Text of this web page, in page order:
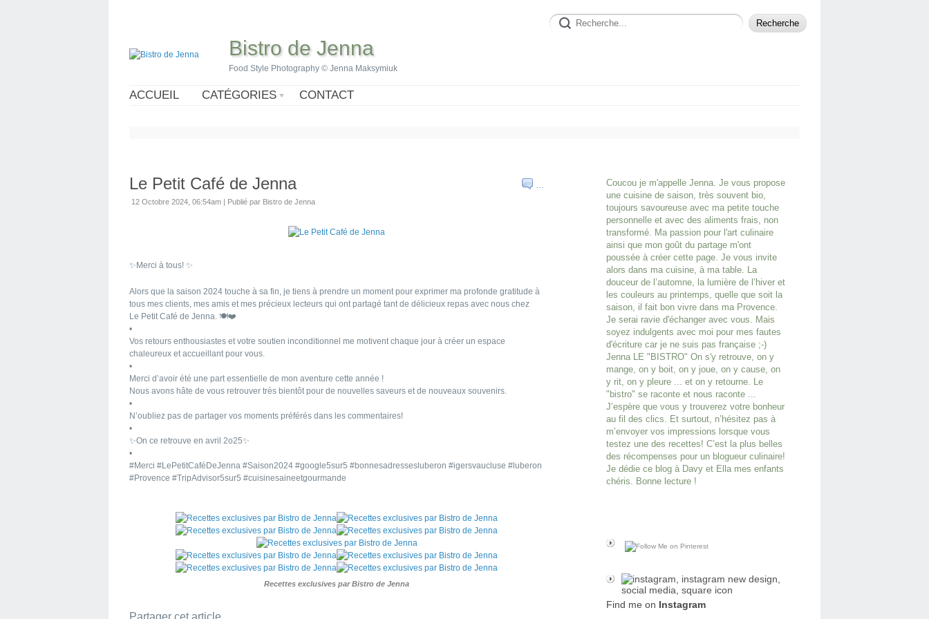
Bistro de Jenna
Food Style Photography © Jenna Maksymiuk
ACCUEIL CATÉGORIES CONTACT
…
Le Petit Café de Jenna
12 Octobre 2024, 06:54am | Publié par Bistro de Jenna
✨️Merci à tous! ✨️
Alors que la saison 2024 touche à sa fin, je tiens à prendre un moment pour exprimer ma profonde gratitude à
tous mes clients, mes amis et mes précieux lecteurs qui ont partagé tant de délicieux repas avec nous chez
Le Petit Café de Jenna. 🍽️❤️
•
Vos retours enthousiastes et votre soutien inconditionnel me motivent chaque jour à créer un espace
chaleureux et accueillant pour vous.
•
Merci d’avoir été une part essentielle de mon aventure cette année !
Nous avons hâte de vous retrouver très bientôt pour de nouvelles saveurs et de nouveaux souvenirs.
•
N’oubliez pas de partager vos moments préférés dans les commentaires!
•
✨️On ce retrouve en avril 2o25✨️
•
#Merci #LePetitCaféDeJenna #Saison2024 #google5sur5 #bonnesadressesluberon #igersvaucluse #luberon
#Provence #TripAdvisor5sur5 #cuisinesaineetgourmande
Recettes exclusives par Bistro de Jenna
Partager cet article
Coucou je m'appelle Jenna. Je vous propose
une cuisine de saison, très souvent bio,
toujours savoureuse avec ma petite touche
personnelle et avec des aliments frais, non
transformé. Ma passion pour l'art culinaire
ainsi que mon goût du partage m'ont
poussée à créer cette page. Je vous invite
alors dans ma cuisine, à ma table. La
douceur de l’automne, la lumière de l’hiver et
les couleurs au printemps, quelle que soit la
saison, il fait bon vivre dans ma Provence.
Je serai ravie d'échanger avec vous. Mais
soyez indulgents avec moi pour mes fautes
d'écriture car je ne suis pas française ;-)
Jenna LE "BISTRO" On s'y retrouve, on y
mange, on y boit, on y joue, on y cause, on
y rit, on y pleure ... et on y retourne. Le
"bistro" se raconte et nous raconte ...
J’espère que vous y trouverez votre bonheur
au fil des clics. Et surtout, n’hésitez pas à
m’envoyer vos impressions lorsque vous
testez une des recettes! C’est la plus belles
des récompenses pour un blogueur culinaire!
Je dédie ce blog à Davy et Ella mes enfants
chéris. Bonne lecture !
Find me on Instagram